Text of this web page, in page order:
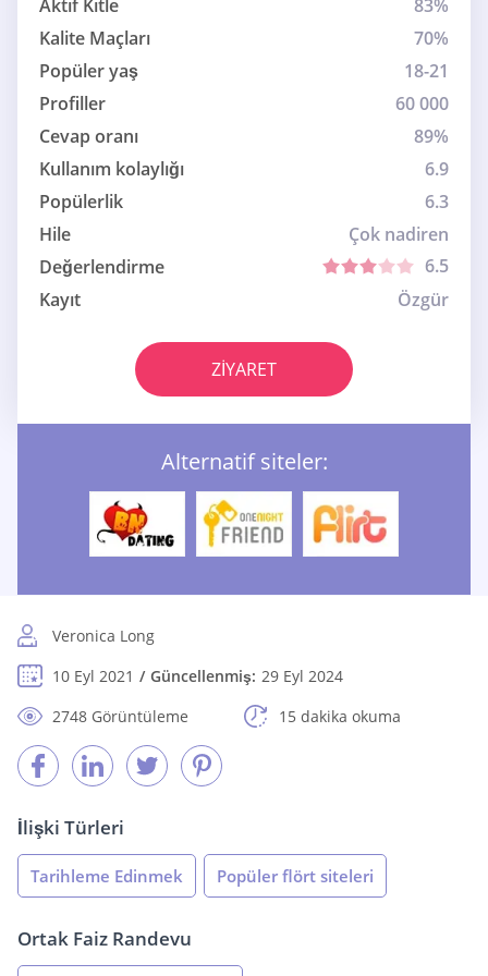
Aktif Kitle
83%
Kalite Maçları
70%
Popüler yaş
18-21
Profiller
60 000
Cevap oranı
89%
Kullanım kolaylığı
6.9
Popülerlik
6.3
Hile
Çok nadiren
Değerlendirme
6.5
Kayıt
Özgür
ZIYARET
Alternatif siteler:
Veronica Long
10 Eyl 2021
Güncellenmiş: 29 Eyl 2024
2748 Görüntüleme
15 dakika okuma
İlişki Türleri
Tarihleme Edinmek Popüler flört siteleri
Ortak Faiz Randevu